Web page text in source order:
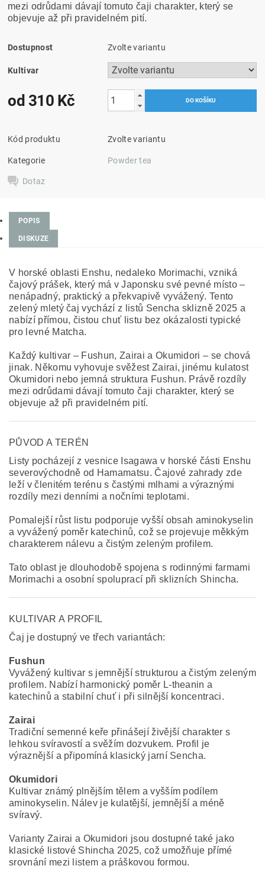
mezi odrůdami dávají tomuto čaji charakter, který se
objevuje až při pravidelném pití.
Dostupnost Zvolte variantu
Kultivar
od 310 Kč
Kód produktu Zvolte variantu
Kategorie Powder tea
Dotaz
POPIS
DISKUZE
V horské oblasti Enshu, nedaleko Morimachi, vzniká
čajový prášek, který má v Japonsku své pevné místo –
nenápadný, praktický a překvapivě vyvážený. Tento
zelený mletý čaj vychází z listů Sencha sklizně 2025 a
nabízí přímou, čistou chuť listu bez okázalosti typické
pro levné Matcha.
Každý kultivar – Fushun, Zairai a Okumidori – se chová
jinak. Někomu vyhovuje svěžest Zairai, jinému kulatost
Okumidori nebo jemná struktura Fushun. Právě rozdíly
mezi odrůdami dávají tomuto čaji charakter, který se
objevuje až při pravidelném pití.
PŮVOD A TERÉN
Listy pocházejí z vesnice Isagawa v horské části Enshu
severovýchodně od Hamamatsu. Čajové zahrady zde
leží v členitém terénu s častými mlhami a výraznými
rozdíly mezi denními a nočními teplotami.
Pomalejší růst listu podporuje vyšší obsah aminokyselin
a vyvážený poměr katechinů, což se projevuje měkkým
charakterem nálevu a čistým zeleným profilem.
Tato oblast je dlouhodobě spojena s rodinnými farmami
Morimachi a osobní spoluprací při sklizních Shincha.
KULTIVAR A PROFIL
Čaj je dostupný ve třech variantách:
Fushun
Vyvážený kultivar s jemnější strukturou a čistým zeleným
profilem. Nabízí harmonický poměr L-theanin a
katechinů a stabilní chuť i při silnější koncentraci.
Zairai
Tradiční semenné keře přinášejí živější charakter s
lehkou svíravostí a svěžím dozvukem. Profil je
výraznější a připomíná klasický jarní Sencha.
Okumidori
Kultivar známý plnějším tělem a vyšším podílem
aminokyselin. Nálev je kulatější, jemnější a méně
svíravý.
Varianty Zairai a Okumidori jsou dostupné také jako
klasické listové Shincha 2025, což umožňuje přímé
srovnání mezi listem a práškovou formou.